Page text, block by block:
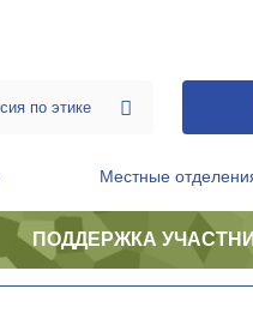
Местные
ПОДДЕРЖКА